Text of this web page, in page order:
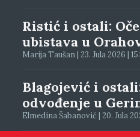
Ristić i ostali:
ubistava u
Marija Taušan | 23. Jula 2026 |
Blagojević i
odvođenje u
Elmedina Šabanović | 20. Jula